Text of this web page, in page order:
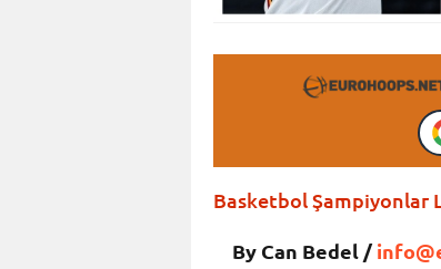
Basketbol Şampiyonlar
By Can Bedel /